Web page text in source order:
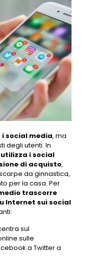
i social media, ma
degli utenti. In
utilizza i social
di acquisto,
da ginnastica,
per la casa. Per
trascorre
Internet sui social
sul
sulle
a Twitter a